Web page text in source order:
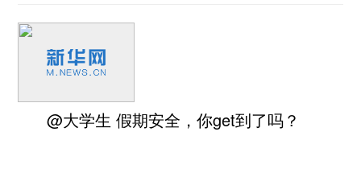
@大学生 假期安全，你get到了吗？